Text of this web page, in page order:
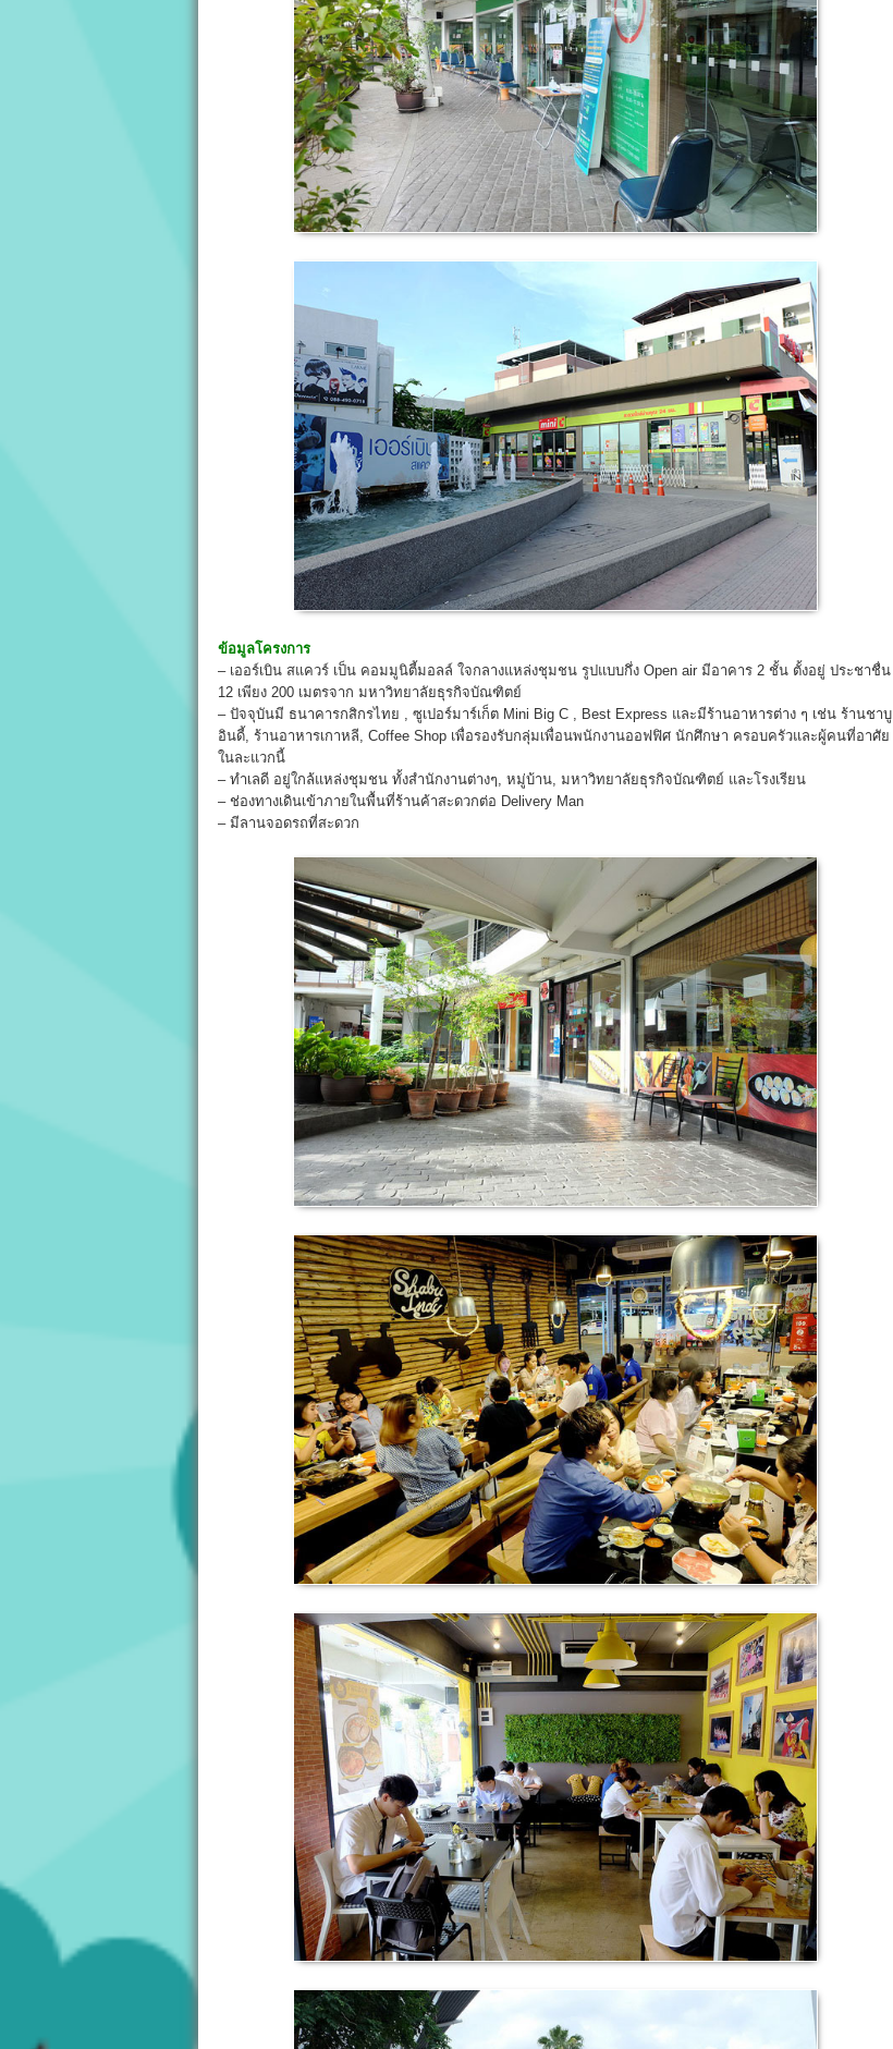
ข้อมูลโครงการ
– เออร์เบิน สแควร์ เป็น คอมมูนิตี้มอลล์ ใจกลางแหล่งชุมชน รูปแบบกึ่ง Open air มีอาคาร 2 ชั้น ตั้งอยู่ ประชาชื่น
12 เพียง 200 เมตรจาก มหาวิทยาลัยธุรกิจบัณฑิตย์
– ปัจจุบันมี ธนาคารกสิกรไทย , ซูเปอร์มาร์เก็ต Mini Big C , Best Express และมีร้านอาหารต่าง ๆ เช่น ร้านชาบู
อินดี้, ร้านอาหารเกาหลี, Coffee Shop เพื่อรองรับกลุ่มเพื่อนพนักงานออฟฟิศ นักศึกษา ครอบครัวและผู้คนที่อาศัย
ในละแวกนี้
– ทำเลดี อยู่ใกล้แหล่งชุมชน ทั้งสำนักงานต่างๆ, หมู่บ้าน, มหาวิทยาลัยธุรกิจบัณฑิตย์ และโรงเรียน
– ช่องทางเดินเข้าภายในพื้นที่ร้านค้าสะดวกต่อ Delivery Man
– มีลานจอดรถที่สะดวก